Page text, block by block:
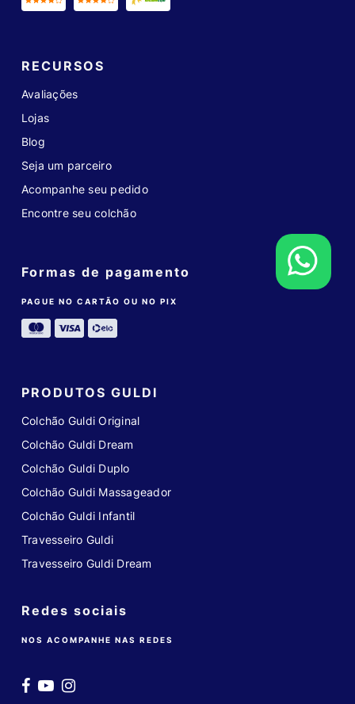
RECURSOS
Avaliações
Lojas
Blog
Seja um parceiro
Acompanhe seu pedido
Encontre seu colchão
Formas de pagamento
PAGUE NO CARTÃO OU NO PIX
PRODUTOS GULDI
Colchão Guldi Original
Colchão Guldi Dream
Colchão Guldi Duplo
Colchão Guldi Massageador
Colchão Guldi Infantil
Travesseiro Guldi
Travesseiro Guldi Dream
Redes sociais
NOS ACOMPANHE NAS REDES